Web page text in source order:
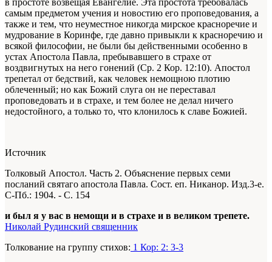
в простоте возвещая Евангелие. Эта простота требовалась
самым предметом учения и новостию его проповедования, а
также и тем, что неуместное никогда мирское красноречие и
мудрование в Коринфе, где давно привыкли к красноречию и
всякой философии, не были бы действенными особенно в
устах Апостола Павла, пребывавшего в страхе от
воздвигнутых на него гонений (Ср. 2 Кор. 12:10). Апостол
трепетал от бедствий, как человек немощною плотию
облеченный; но как Божий слуга он не переставал
проповедовать и в страхе, и тем более не делал ничего
недостойного, а только то, что клонилось к славе Божией.
Источник
Толковый Апостол. Часть 2. Объяснение первых семи
посланий святаго апостола Павла. Сост. еп. Никанор. Изд.3-е.
С-Пб.: 1904. - С. 154
и был я у вас в немощи и в страхе и в великом трепете.
Николай Рудинский священник
Толкование на группу стихов: 1 Кор: 2: 3-3